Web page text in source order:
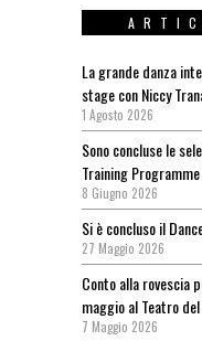
La grande danza
stage con Niccy
1 Agosto 2026
Sono concluse le
Training
8 Giugno 2026
Si è concluso il
27 Maggio 2026
Conto alla rovescia
maggio al Teatro
7 Maggio 2026